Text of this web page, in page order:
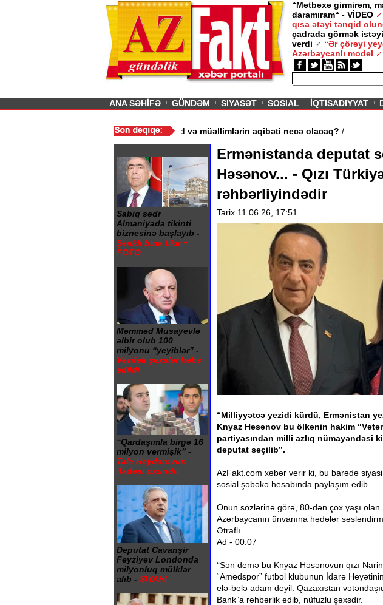
“Mətbəxə girmirəm,
daramıram“ - VİDEO
qısa ətəyi tənqid
çadrada görmək
verdi
“Ər çörəyi
Azərbaycanlı model
Previous
ANA SƏHİFƏ GÜNDƏM SIYASƏT SOSIAL İQTISADIYYAT
Gədəbəydə 3 məktəb bağlandı - Şagird və müəllimlərin aqibəti necə olacaq?
Sabiq sədr
Almaniyada tikinti
biznesinə başlayıb -
Şərikli bina tikir +
FOTO
Məmməd Musayevlə
əlbir olub 100
milyonu “yeyiblər” -
Vəzifəli şəxslər həbs
edildi
“Qardaşımla birgə 16
milyon vermişik” -
Tale Heydərovun
ifadəsi oxundu
Deputat Cavanşir
Feyziyev Londonda
milyonluq mülklər
alıb - SİYAHI
Ermənistanda deputat
Həsənov... - Qızı
rəhbərliyindədir
Tarix 11.06.26, 17:51
“Milliyyətcə yezidi kürdü, Ermənistan
Knyaz Həsənov bu ölkənin hakim
partiyasından milli azlıq nümayəndəsi
deputat seçilib”.
AzFakt.com xəbər verir ki, bu barədə
sosial şəbəkə hesabında paylaşım edib.
Onun sözlərinə görə, 80-dən çox yaşı
Azərbaycanın ünvanına hədələr
Ətraflı
Ad - 00:07
“Sən demə bu Knyaz Həsənovun qızı
“Amedspor” futbol klubunun İdarə
elə-belə adam deyil: Qazaxıstan
Bank”a rəhbərlik edib, nüfuzlu şəxsdir.